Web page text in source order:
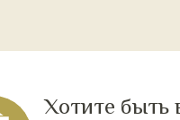
Хотите быть